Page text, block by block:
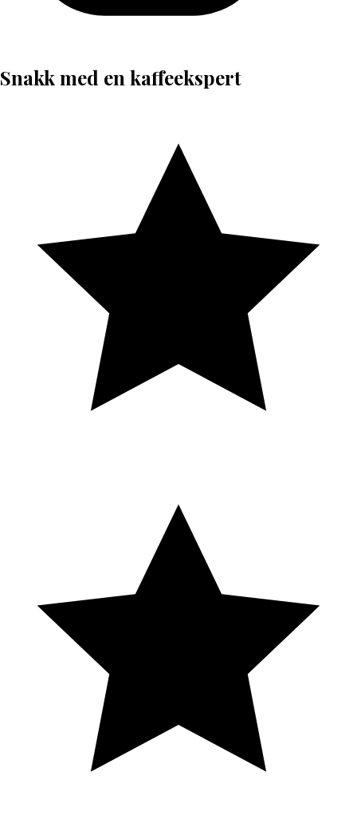
Snakk med en kaffeekspert